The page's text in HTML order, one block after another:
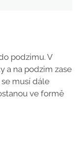
podzimu. V
a na podzim zase
musí dále
ve formě